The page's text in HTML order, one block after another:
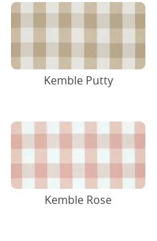
Kemble Putty
Kemble Rose